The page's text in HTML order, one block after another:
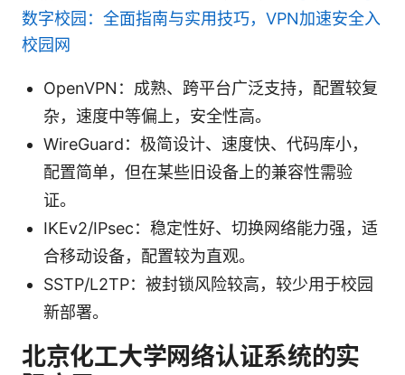
数字校园：全面指南与实用技巧，VPN加速安全入
校园网
OpenVPN：成熟、跨平台广泛支持，配置较复
杂，速度中等偏上，安全性高。
WireGuard：极简设计、速度快、代码库小，
配置简单，但在某些旧设备上的兼容性需验
证。
IKEv2/IPsec：稳定性好、切换网络能力强，适
合移动设备，配置较为直观。
SSTP/L2TP：被封锁风险较高，较少用于校园
新部署。
北京化工大学网络认证系统的实